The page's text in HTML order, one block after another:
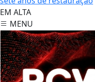
EM ALTA
MENU